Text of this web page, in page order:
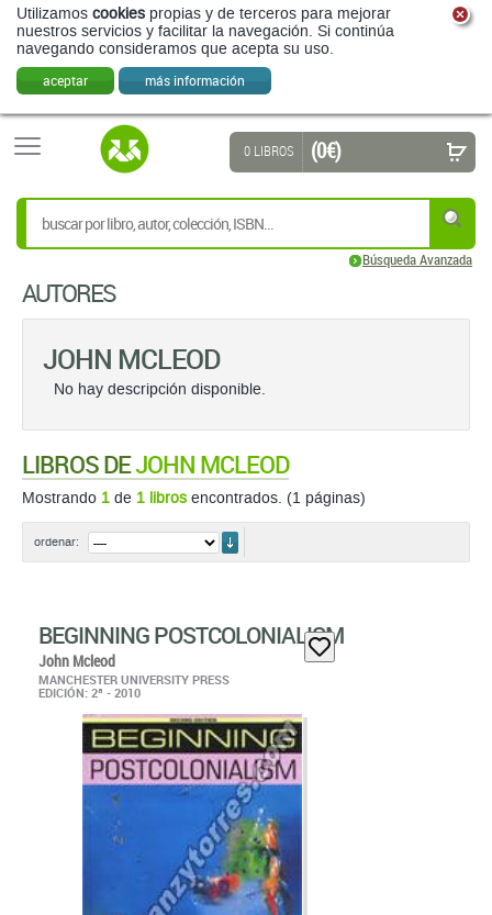
Utilizamos cookies propias y de terceros para mejorar
nuestros servicios y facilitar la navegación. Si continúa
navegando consideramos que acepta su uso.
aceptar más información
Búsqueda Avanzada
0 LIBROS (0 €)
AUTORES
JOHN MCLEOD
No hay descripción disponible.
LIBROS DEJOHN MCLEOD
Mostrando 1 de 1 libros encontrados. (1 páginas)
ordenar:
BEGINNING POSTCOLONIALISM
John Mcleod
MANCHESTER UNIVERSITY PRESS
EDICIÓN: 2ª - 2010